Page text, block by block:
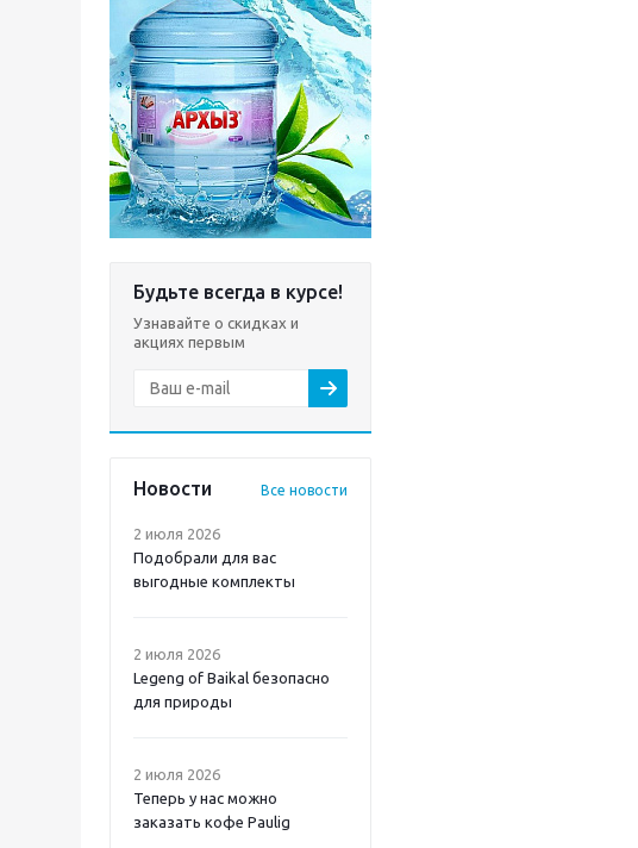
Будьте всегда в курсе!
Узнавайте о скидках и
акциях первым
Новости Все новости
2 июля 2026
Подобрали для вас
выгодные комплекты
2 июля 2026
Legeng of Baikal безопасно
для природы
2 июля 2026
Теперь у нас можно
заказать кофе Paulig